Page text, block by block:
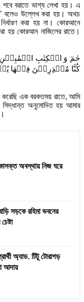
বরাতে ভাগ্য লেখা হয়। এ
বলেও উল্লেখ করা হয়। অথচ
করা হয় না। কোরআনে
হয় কোরআন নাজিলের রাতে।
حٰمٓ وَ الۡكِتٰبِ
كُنَّا مُنۡذِرِیۡنَ فِیۡهَا
করেছি এক বরকতময় রাতে, আমি
সিদ্ধান্ত অনুমোদিত হয় আমার
অবস্থায় নিজ ঘরে
সড়কে রহিমা ভবনের
অ্যাড. টিটু টোরাগড়
আদায়